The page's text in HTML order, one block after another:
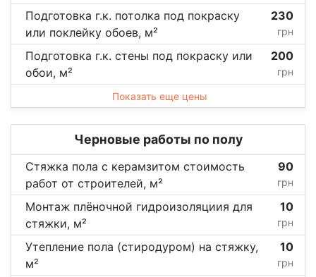
Подготовка г.к. потолка под покраску
или поклейку обоев, м²
230
грн
Подготовка г.к. стены под покраску или
обои, м²
200
грн
Показать еще цены
Черновые работы по полу
Стяжка пола с керамзитом стоимость
работ от строителей, м²
90
грн
Монтаж плёночной гидроизоляциия для
стяжки, м²
10
грн
Утепление пола (стиродуром) на стяжку,
м²
10
грн